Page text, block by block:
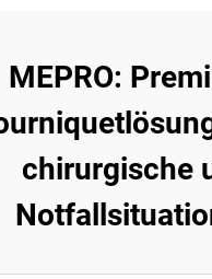
MEPRO:
chirurgische